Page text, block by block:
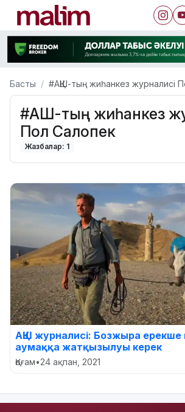
Басты #АҚШ-тың жиһанкез журналисі
#АҚШ-тың жиһанкез
Пол Салопек
Жазбалар: 1
АҚШ журналисі: Бозжыра ерекше
аумаққа жатқызылуы керек
Қоғам•24 ақпан, 2021